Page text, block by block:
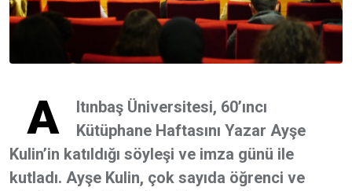
A
ltınbaş Üniversitesi, 60’ıncı
Kütüphane Haftasını Yazar Ayşe
Kulin’in katıldığı söyleşi ve imza günü ile
kutladı. Ayşe Kulin, çok sayıda öğrenci ve